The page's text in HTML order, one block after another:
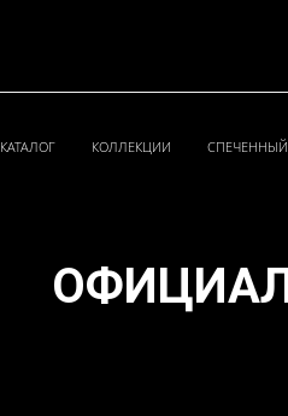
КАТАЛОГ КОЛЛЕКЦИИ